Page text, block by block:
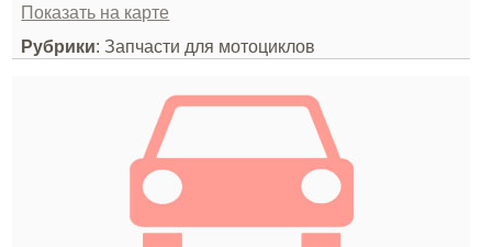
Показать на карте
Рубрики: Запчасти для мотоциклов